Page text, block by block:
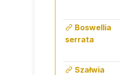
Boswellia
serrata
Szałwia